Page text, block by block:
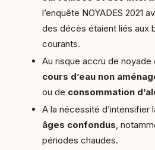
l’enquête NOYADES 2021
des décès étaient liés aux
courants.
Au risque accru de noyade
cours d’eau non
ou de consommation
A la nécessité d’intensifier
âges confondus,
périodes chaudes.